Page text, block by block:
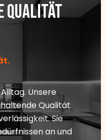
Qualität
Unsere
Qualität
Sie
an und